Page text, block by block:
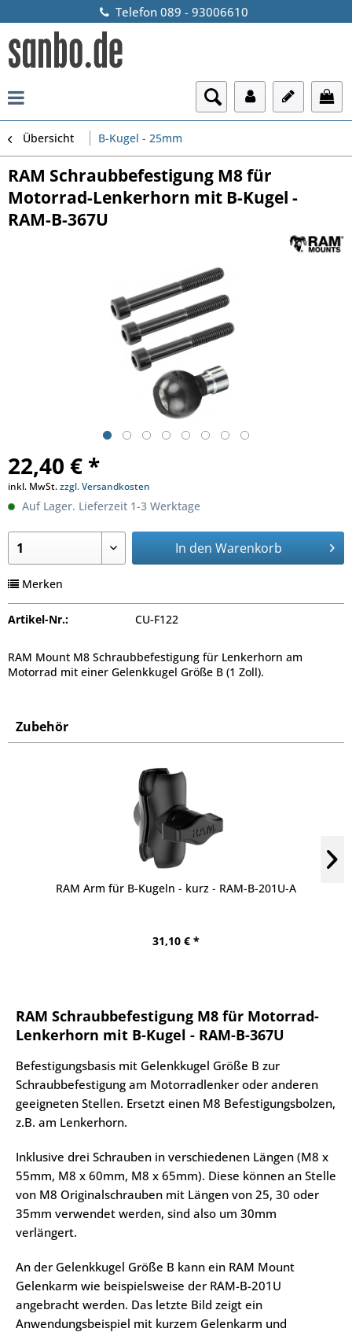
Telefon 089 - 93006610
Übersicht B-Kugel - 25mm
RAM Schraubbefestigung M8 für
Motorrad-Lenkerhorn mit B-Kugel -
RAM-B-367U
22,40 € *
inkl. MwSt.zzgl. Versandkosten
Auf Lager. Lieferzeit 1-3 Werktage
In den Warenkorb
Merken
Artikel-Nr.: CU-F122
RAM Mount M8 Schraubbefestigung für Lenkerhorn am
Motorrad mit einer Gelenkkugel Größe B (1 Zoll).
Zubehör
RAM Arm für B-Kugeln - kurz - RAM-B-201U-A
31,10 € *
RAM Schraubbefestigung M8 für Motorrad-
Lenkerhorn mit B-Kugel - RAM-B-367U
Befestigungsbasis mit Gelenkkugel Größe B zur
Schraubbefestigung am Motorradlenker oder anderen
geeigneten Stellen. Ersetzt einen M8 Befestigungsbolzen,
z.B. am Lenkerhorn.
Inklusive drei Schrauben in verschiedenen Längen (M8 x
55mm, M8 x 60mm, M8 x 65mm). Diese können an Stelle
von M8 Originalschrauben mit Längen von 25, 30 oder
35mm verwendet werden, sind also um 30mm
verlängert.
An der Gelenkkugel Größe B kann ein RAM Mount
Gelenkarm wie beispielsweise der RAM-B-201U
angebracht werden. Das letzte Bild zeigt ein
Anwendungsbeispiel mit kurzem Gelenkarm und